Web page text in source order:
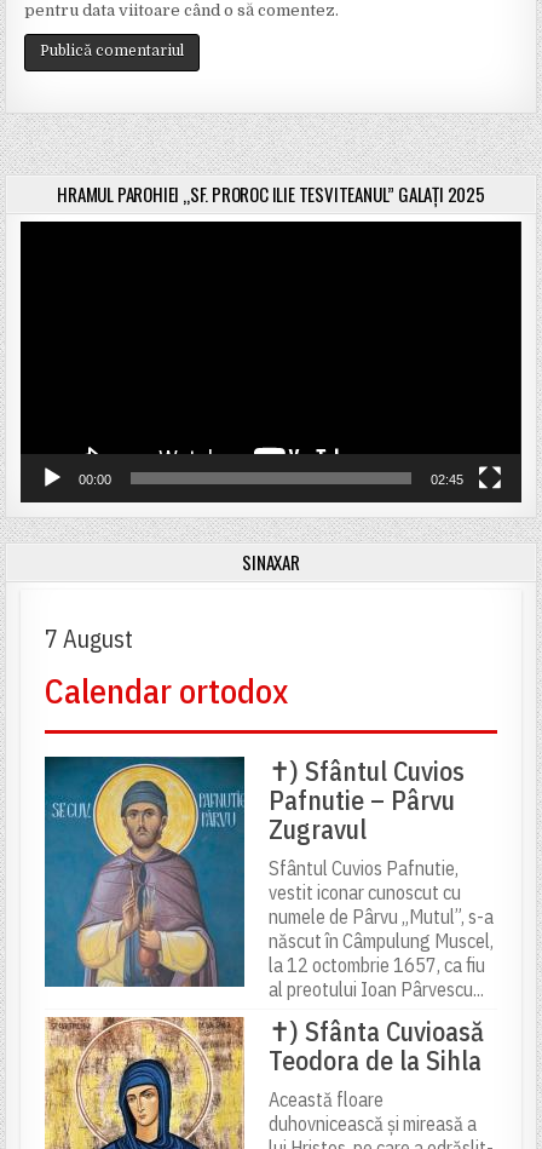
pentru data viitoare când o să comentez.
HRAMUL PAROHIEI „SF. PROROC ILIE TESVITEANUL” GALAȚI 2025
00:00 02:45
SINAXAR
7 August
Calendar ortodox
✝) Sfântul Cuvios
Pafnutie – Pârvu
Zugravul
Sfântul Cuvios Pafnutie,
vestit iconar cunoscut cu
numele de Pârvu „Mutul”, s-a
născut în Câmpulung Muscel,
la 12 octombrie 1657, ca fiu
al preotului Ioan Pârvescu...
✝) Sfânta Cuvioasă
Teodora de la Sihla
Această floare
duhovnicească și mireasă a